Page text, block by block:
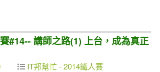
#14-- 講師之路(1) 上台，成為真正
IT邦幫忙 - 2014鐵人賽